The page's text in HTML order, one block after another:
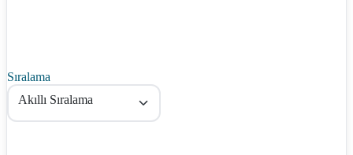
Sıralama
Akıllı Sıralama